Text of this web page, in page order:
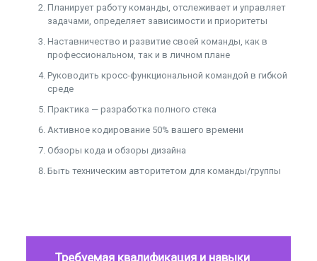
Планирует работу команды, отслеживает и управляет
задачами, определяет зависимости и приоритеты
Наставничество и развитие своей команды, как в
профессиональном, так и в личном плане
Руководить кросс-функциональной командой в гибкой
среде
Практика — разработка полного стека
Активное кодирование 50% вашего времени
Обзоры кода и обзоры дизайна
Быть техническим авторитетом для команды/группы
Требуемая квалификация и навыки